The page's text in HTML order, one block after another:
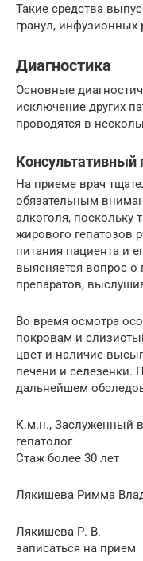
Такие средства
гранул, инфузионных
Диагностика
Основные
исключение других
проводятся в
Консультативный
На приеме врач
обязательным
алкоголя, поскольку
жирового гепатозов
питания пациента и
выясняется вопрос
препаратов,
Во время осмотра
покровам и
цвет и наличие
печени и селезенки.
дальнейшем
К.м.н., Заслуженный
гепатолог
Стаж более 30 лет
Лякишева Римма
Лякишева Р. В.
записаться на прием